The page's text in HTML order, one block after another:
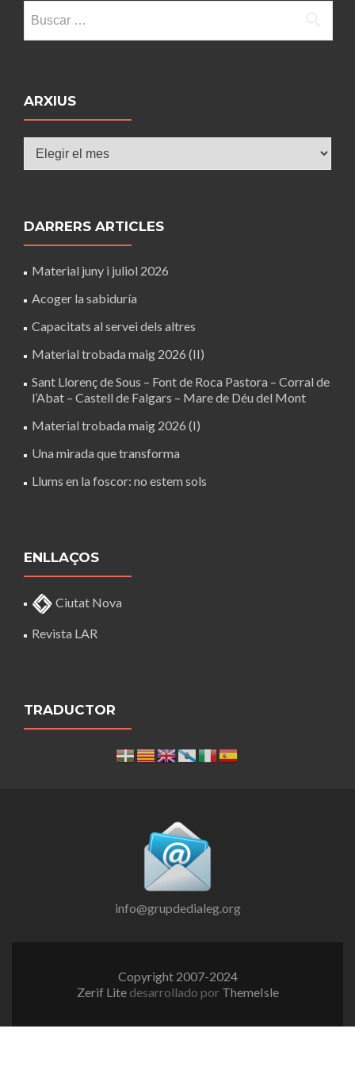
ARXIUS
DARRERS ARTICLES
Material juny i juliol 2026
Acoger la sabiduría
Capacitats al servei dels altres
Material trobada maig 2026 (II)
Sant Llorenç de Sous – Font de Roca Pastora – Corral de
l’Abat – Castell de Falgars – Mare de Déu del Mont
Material trobada maig 2026 (I)
Una mirada que transforma
Llums en la foscor: no estem sols
ENLLAÇOS
Ciutat Nova
Revista LAR
TRADUCTOR
info@grupdedialeg.org
Copyright 2007-2024
Zerif Lite desarrollado por ThemeIsle